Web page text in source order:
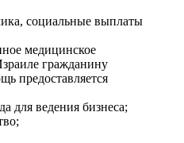
социальные выплаты
медицинское
гражданину
предоставляется
для ведения бизнеса;